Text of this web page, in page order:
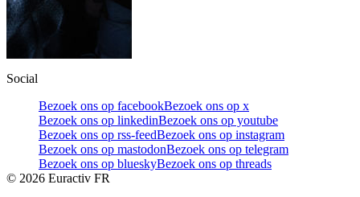
Social
Bezoek ons op facebookBezoek ons op x
Bezoek ons op linkedinBezoek ons op youtube
Bezoek ons op rss-feedBezoek ons op instagram
Bezoek ons op mastodonBezoek ons op telegram
Bezoek ons op blueskyBezoek ons op threads
© 2026 Euractiv FR